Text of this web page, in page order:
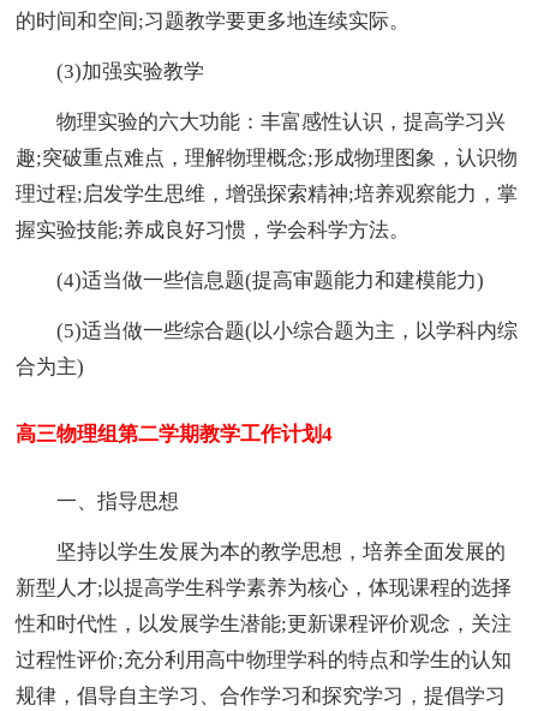
的时间和空间;习题教学要更多地连续实际。
(3)加强实验教学
物理实验的六大功能：丰富感性认识，提高学习兴
趣;突破重点难点，理解物理概念;形成物理图象，认识物
理过程;启发学生思维，增强探索精神;培养观察能力，掌
握实验技能;养成良好习惯，学会科学方法。
(4)适当做一些信息题(提高审题能力和建模能力)
(5)适当做一些综合题(以小综合题为主，以学科内综
合为主)
高三物理组第二学期教学工作计划4
一、指导思想
坚持以学生发展为本的教学思想，培养全面发展的
新型人才;以提高学生科学素养为核心，体现课程的选择
性和时代性，以发展学生潜能;更新课程评价观念，关注
过程性评价;充分利用高中物理学科的特点和学生的认知
规律，倡导自主学习、合作学习和探究学习，提倡学习